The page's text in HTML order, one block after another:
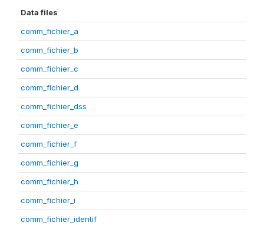
Data files
comm_fichier_a
comm_fichier_b
comm_fichier_c
comm_fichier_d
comm_fichier_dss
comm_fichier_e
comm_fichier_f
comm_fichier_g
comm_fichier_h
comm_fichier_i
comm_fichier_identif